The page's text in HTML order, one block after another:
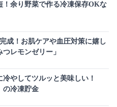
！余り野菜で作る冷凍保存OKな
成！お肌ケアや血圧対策に嬉し
レモンゼリー」
やしてツルッと美味しい！
の冷凍貯金